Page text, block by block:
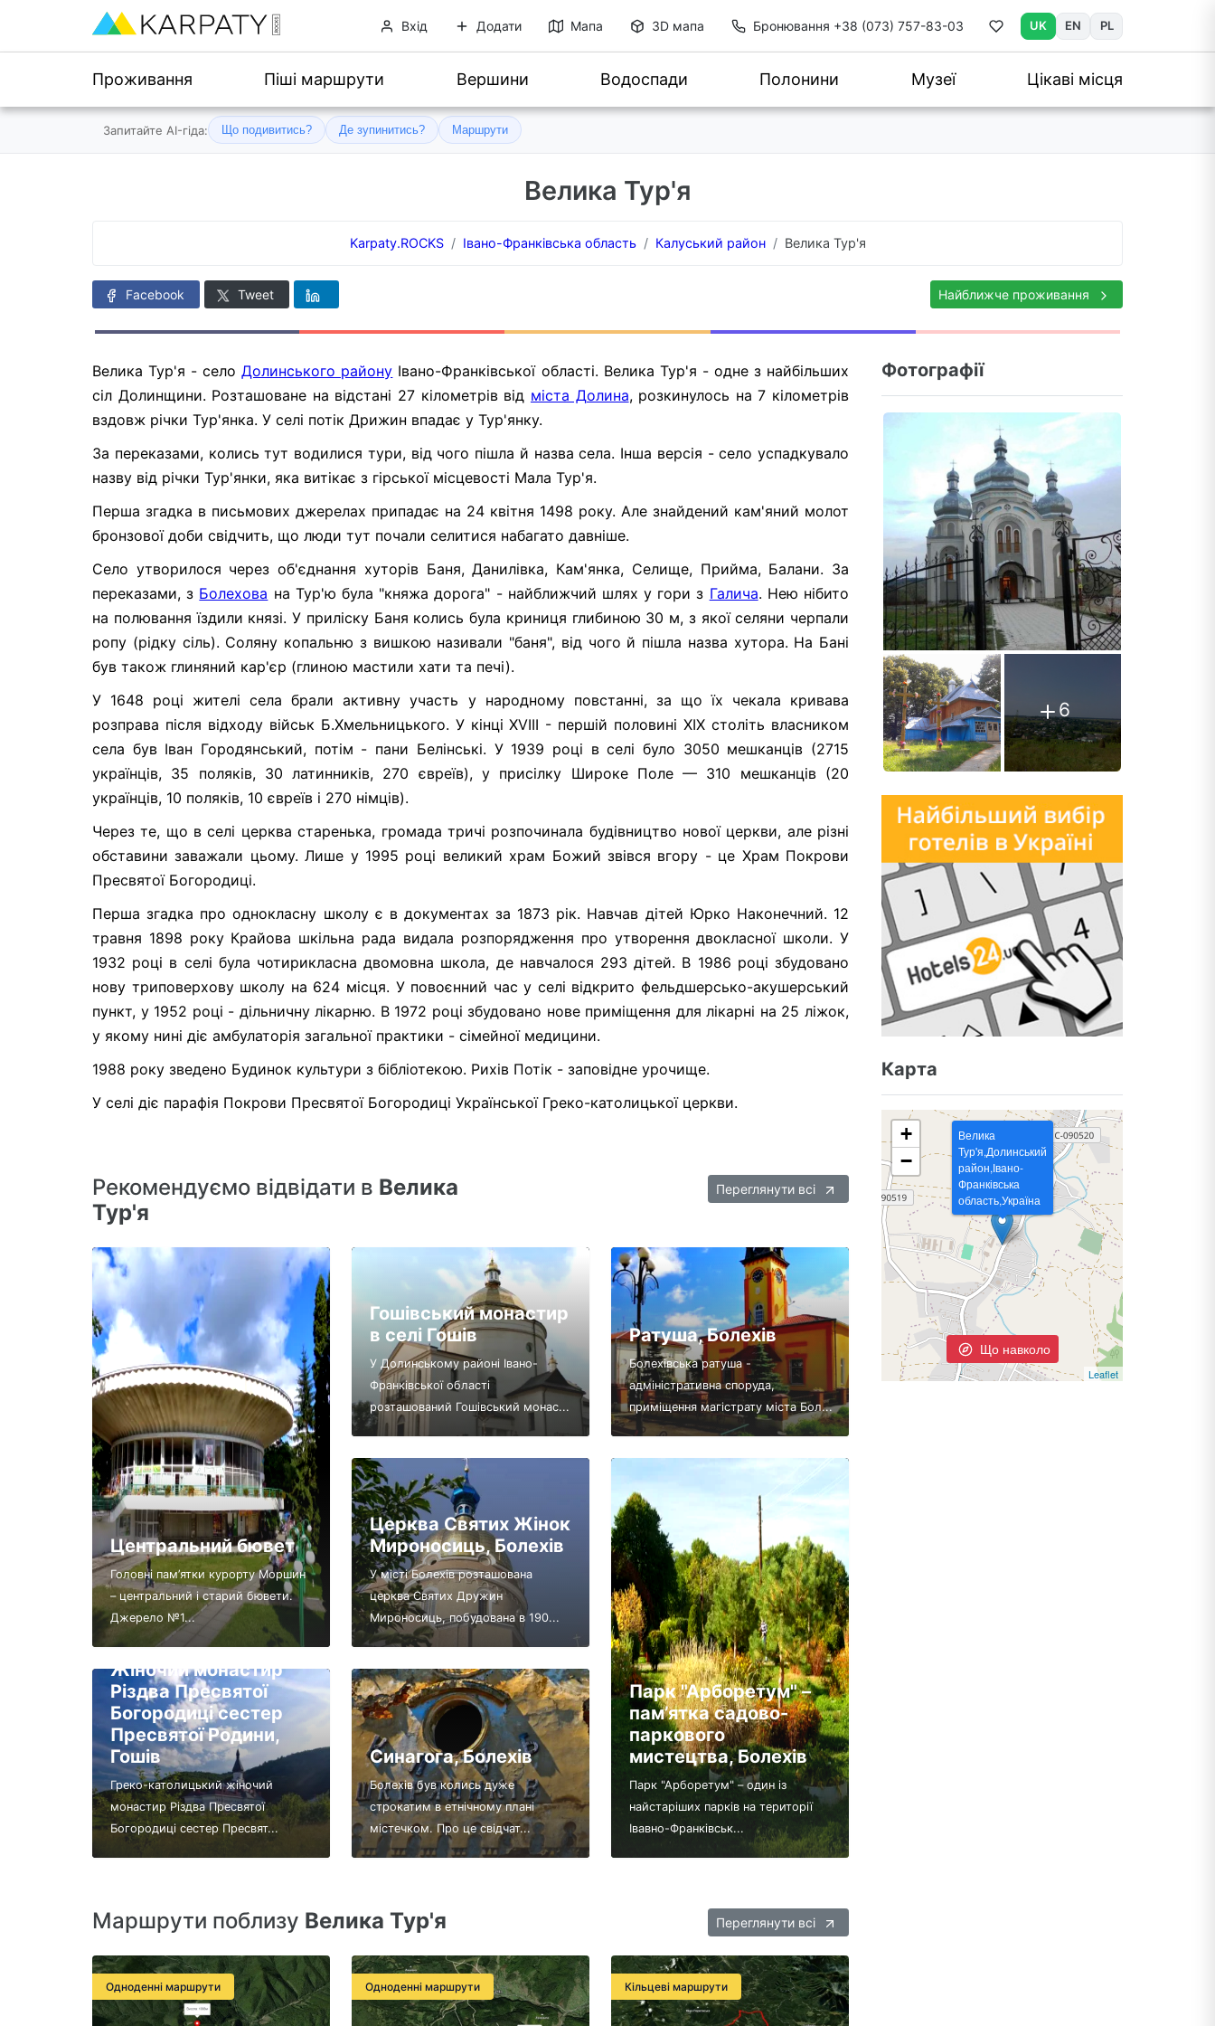
Вхід Додати Мапа 3D мапа Бронювання +38 (073) 757-83-03 UK EN PL
Проживання Піші маршрути Вершини Водоспади Полонини Музеї Цікаві місця
Запитайте AI-гіда: Що подивитись? Де зупинитись? Маршрути
Велика Тур'я
Karpaty.ROCKS Івано-Франківська область Калуський район Велика Тур'я
Facebook Tweet Найближче проживання
Велика Тур'я - селоДолинського району Івано-Франківської області. Велика Тур'я - одне з найбільших
сіл Долинщини. Розташоване на відстані 27 кілометрів від міста Долина, розкинулось на 7 кілометрів
вздовж річки Тур'янка. У селі потік Дрижин впадає у Тур'янку.
За переказами, колись тут водилися тури, від чого пішла й назва села. Інша версія - село успадкувало
назву від річки Тур'янки, яка витікає з гірської місцевості Мала Тур'я.
Перша згадка в письмових джерелах припадає на 24 квітня 1498 року. Але знайдений кам'яний молот
бронзової доби свідчить, що люди тут почали селитися набагато давніше.
Село утворилося через об'єднання хуторів Баня, Данилівка, Кам'янка, Селище, Прийма, Балани. За
переказами, з Болехова на Тур'ю була "княжа дорога" - найближчий шлях у гори з Галича. Нею нібито
на полювання їздили князі. У приліску Баня колись була криниця глибиною 30 м, з якої селяни черпали
ропу (рідку сіль). Соляну копальню з вишкою називали "баня", від чого й пішла назва хутора. На Бані
був також глиняний кар'єр (глиною мастили хати та печі).
У 1648 році жителі села брали активну участь у народному повстанні, за що їх чекала кривава
розправа після відходу військ Б.Хмельницького. У кінці XVIII - першій половині ХІХ століть власником
села був Іван Городянський, потім - пани Белінські. У 1939 році в селі було 3050 мешканців (2715
українців, 35 поляків, 30 латинників, 270 євреїв), у присілку Широке Поле — 310 мешканців (20
українців, 10 поляків, 10 євреїв і 270 німців).
Через те, що в селі церква старенька, громада тричі розпочинала будівництво нової церкви, але різні
обставини заважали цьому. Лише у 1995 році великий храм Божий звівся вгору - це Храм Покрови
Пресвятої Богородиці.
Перша згадка про однокласну школу є в документах за 1873 рік. Навчав дітей Юрко Наконечний. 12
травня 1898 року Крайова шкільна рада видала розпорядження про утворення двокласної школи. У
1932 році в селі була чотирикласна двомовна школа, де навчалося 293 дітей. В 1986 році збудовано
нову триповерхову школу на 624 місця. У повоєнний час у селі відкрито фельдшерсько-акушерський
пункт, у 1952 році - дільничну лікарню. В 1972 році збудовано нове приміщення для лікарні на 25 ліжок,
у якому нині діє амбулаторія загальної практики - сімейної медицини.
1988 року зведено Будинок культури з бібліотекою. Рихів Потік - заповідне урочище.
У селі діє парафія Покрови Пресвятої Богородиці Української Греко-католицької церкви.
Рекомендуємо відвідати в Велика
Тур'я
Переглянути всі
Центральний бювет
Головні пам’ятки курорту Моршин
– центральний і старий бювети.
Джерело №1...
Жіночий монастир
Різдва Пресвятої
Богородиці сестер
Пресвятої Родини,
Гошів
Греко-католицький жіночий
монастир Різдва Пресвятої
Богородиці сестер Пресвят...
Гошівський монастир
в селі Гошів
У Долинському районі Івано-
Франківської області
розташований Гошівський монас...
Церква Святих Жінок
Мироносиць, Болехів
У місті Болехів розташована
церква Святих Дружин
Мироносиць, побудована в 190...
Синагога, Болехів
Болехів був колись дуже
строкатим в етнічному плані
містечком. Про це свідчат...
Ратуша, Болехів
Болехівська ратуша -
адміністративна споруда,
приміщення магістрату міста Бол...
Парк "Арборетум" –
пам’ятка садово-
паркового
мистецтва, Болехів
Парк "Арборетум" – один із
найстаріших парків на території
Івавно-Франківськ...
Маршрути поблизу Велика Тур'я Переглянути всі
Одноденні маршрути Одноденні маршрути Кільцеві маршрути
Фотографії
6
Карта
Що навколо
Велика
Тур'я,Долинський
район,Івано-
Франківська
область,Україна
+
−
Leaflet